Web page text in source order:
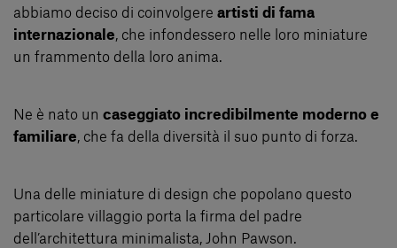
abbiamo deciso di coinvolgere artisti di fama
internazionale, che infondessero nelle loro miniature
un frammento della loro anima.
Ne è nato un caseggiato incredibilmente moderno e
familiare, che fa della diversità il suo punto di forza.
Una delle miniature di design che popolano questo
particolare villaggio porta la firma del padre
dell’architettura minimalista, John Pawson.